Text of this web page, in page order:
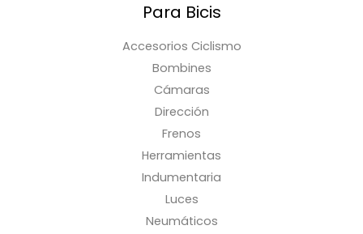
Para Bicis
Accesorios Ciclismo
Bombines
Cámaras
Dirección
Frenos
Herramientas
Indumentaria
Luces
Neumáticos